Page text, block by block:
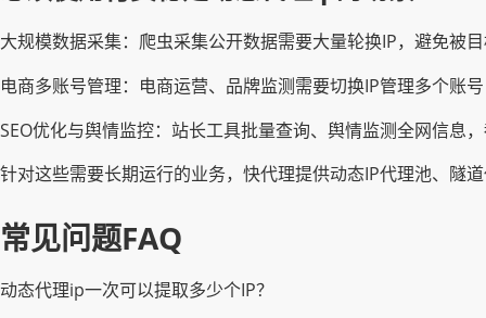
大规模数据采集：爬虫采集公开数据需要大量轮换IP，避免被
电商多账号管理：电商运营、品牌监测需要切换IP管理多个账
SEO优化与舆情监控：站长工具批量查询、舆情监测全网信息
针对这些需要长期运行的业务，快代理提供动态IP代理池、隧
常见问题FAQ
动态代理ip一次可以提取多少个IP？